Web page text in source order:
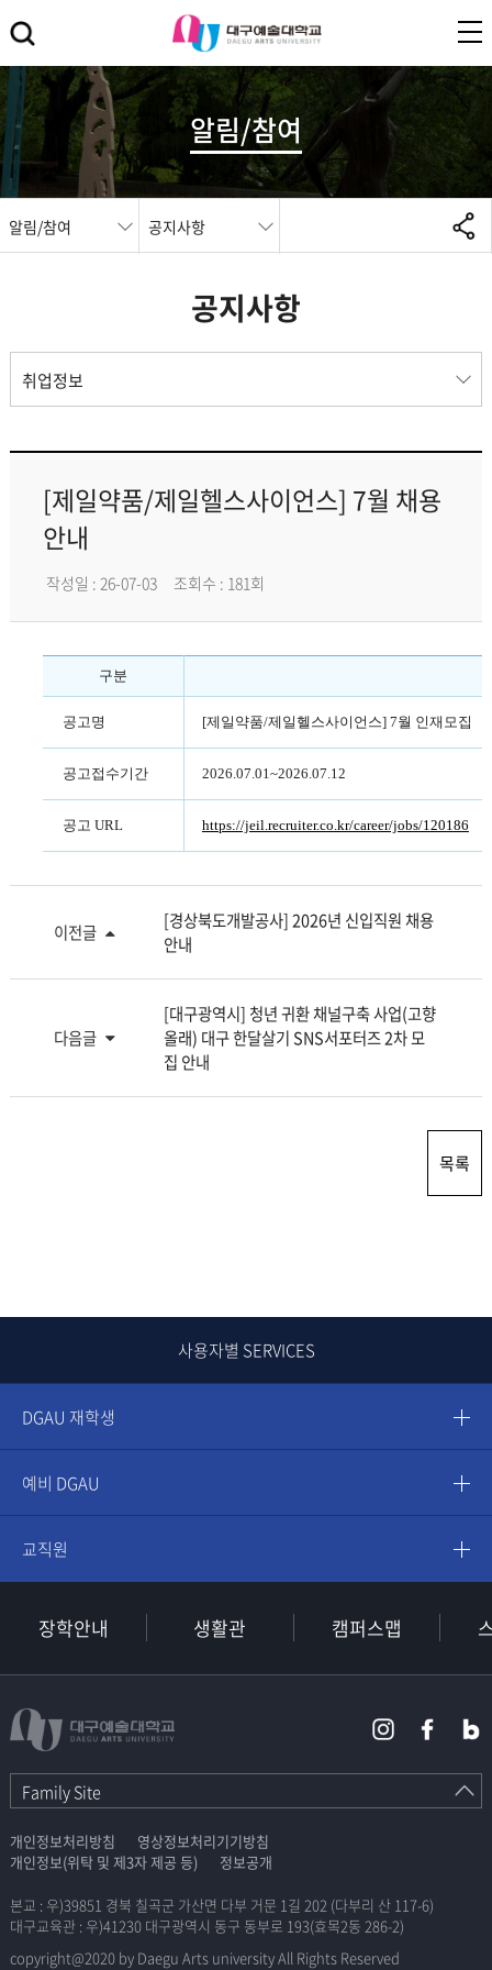
알림/참여
알림/참여 공지사항
공지사항
취업정보
[제일약품/제일헬스사이언스] 7월 채용
안내
작성일 : 26-07-03 조회수 : 181회
구분
공고명 [제일약품/제일헬스사이언스] 7월 인재모집
공고접수기간 2026.07.01~2026.07.12
공고 URL https://jeil.recruiter.co.kr/career/jobs/120186
이전글
[경상북도개발공사] 2026년 신입직원 채용
안내
다음글
[대구광역시] 청년 귀환 채널구축 사업(고향
올래) 대구 한달살기 SNS서포터즈 2차 모
집 안내
목록
사용자별 SERVICES
DGAU 재학생
예비 DGAU
교직원
장학안내 생활관 캠퍼스맵
Family Site
개인정보처리방침
영상정보처리기기방침
개인정보(위탁 및 제3자 제공 등)
정보공개
본교 : 우)39851 경북 칠곡군 가산면 다부 거문 1길 202 (다부리 산 117-6)
대구교육관 : 우)41230 대구광역시 동구 동부로 193(효목2동 286-2)
copyright@2020 by Daegu Arts university All Rights Reserved